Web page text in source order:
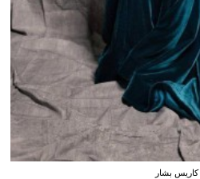
كاريس بشار